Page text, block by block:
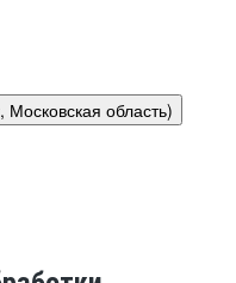
Московская область)